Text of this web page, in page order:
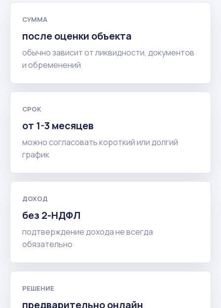
СУММА
после оценки объекта
обычно зависит от ликвидности, документов
и обременений
СРОК
от 1-3 месяцев
можно согласовать короткий или долгий
график
ДОХОД
без 2-НДФЛ
подтверждение дохода не всегда
обязательно
РЕШЕНИЕ
предварительно онлайн